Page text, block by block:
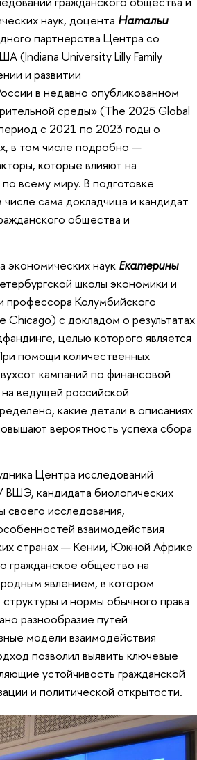
наук, доцента Натальи
партнерства Центра со
(Indiana University Lilly Family
и развитии
в недавно опубликованном
среды» (The 2025 Global
с 2021 по 2023 годы о
в том числе подробно —
которые влияют на
всему миру. В подготовке
сама докладчица и кандидат
общества и
экономических наук Екатерины
школы экономики и
Колумбийского
с докладом о результатах
целью которого является
помощи количественных
кампаний по финансовой
ведущей российской
какие детали в описаниях
вероятность успеха сбора
Центра исследований
кандидата биологических
своего исследования,
взаимодействия
странах — Кении, Южной Африке
гражданское общество на
явлением, в котором
и нормы обычного права
разнообразие путей
модели взаимодействия
позволил выявить ключевые
устойчивость гражданской
и политической открытости.